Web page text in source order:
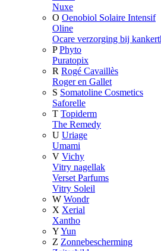
Nuxe
O Oenobiol Solaire Intensif
Oline
Ocare verzorging bij
P Phyto
Puratopix
R Rogé Cavaillès
Roger en Gallet
S Somatoline Cosmetics
Saforelle
T Topiderm
The Remedy
U Uriage
Umami
V Vichy
Vitry nagellak
Verset Parfums
Vitry Soleil
W Wondr
X Xerial
Xantho
YYun
Z Zonnebescherming